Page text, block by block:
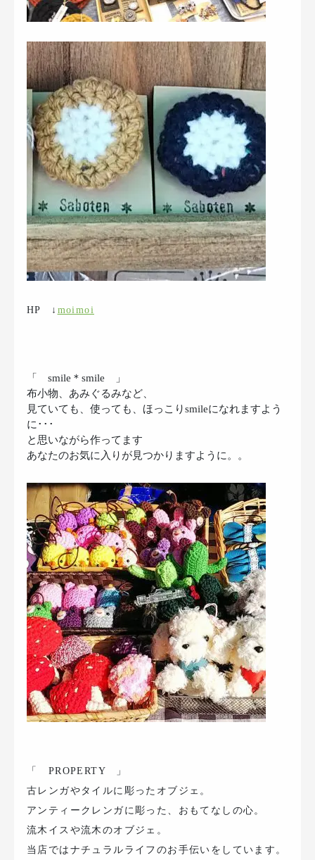
HP ↓ moimoi
「 smile＊smile 」
布小物、あみぐるみなど、
見ていても、使っても、ほっこりsmileになれますよう
に･･･
と思いながら作ってます
あなたのお気に入りが見つかりますように。。
「 PROPERTY 」
古レンガやタイルに彫ったオブジェ。
アンティークレンガに彫った、おもてなしの心。
流木イスや流木のオブジェ。
当店ではナチュラルライフのお手伝いをしています。